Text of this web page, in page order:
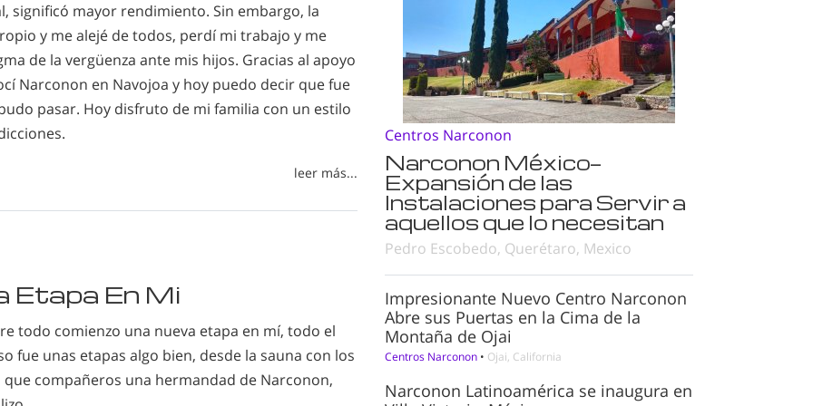
significó mayor rendimiento. Sin embargo, la
y me alejé de todos, perdí mi trabajo y me
de la vergüenza ante mis hijos. Gracias al apoyo
Narconon en Navojoa y hoy puedo decir que fue
pasar. Hoy disfruto de mi familia con un estilo
leer más...
Etapa En Mi
todo comienzo una nueva etapa en mí, todo el
fue unas etapas algo bien, desde la sauna con los
compañeros una hermandad de Narconon,
Centros Narconon
Narconon México—
Expansión de las
Instalaciones para Servir a
aquellos que lo necesitan
Pedro Escobedo, Querétaro, Mexico
Impresionante Nuevo Centro Narconon
Abre sus Puertas en la Cima de la
Montaña de Ojai
Centros Narconon • Ojai, California
Narconon Latinoamérica se inaugura en